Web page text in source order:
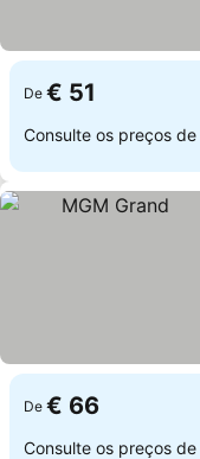
De € 51
Consulte os preços de
De € 66
Consulte os preços de